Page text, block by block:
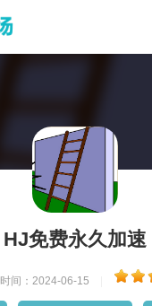
HJ免费永久加速
时间：2024-06-15